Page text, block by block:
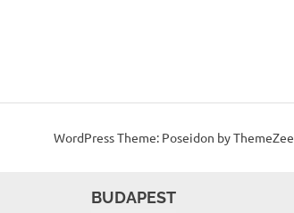
WordPress Theme: Poseidon by ThemeZee.
BUDAPEST